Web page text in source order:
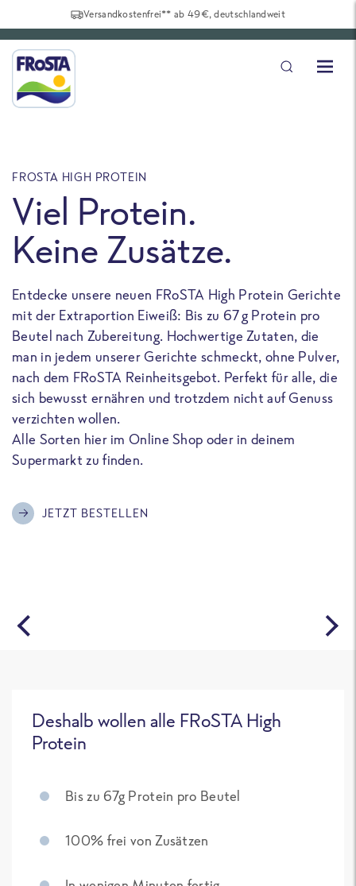
Versandkostenfrei** ab 49€, deutschlandweit
FROSTA HIGH PROTEIN
Viel Protein.
Keine Zusätze.
Entdecke unsere neuen FRoSTA High Protein Gerichte
mit der Extraportion Eiweiß: Bis zu 67 g Protein pro
Beutel nach Zubereitung. Hochwertige Zutaten, die
man in jedem unserer Gerichte schmeckt, ohne Pulver,
nach dem FRoSTA Reinheitsgebot. Perfekt für alle, die
sich bewusst ernähren und trotzdem nicht auf Genuss
verzichten wollen.
Alle Sorten hier im Online Shop oder in deinem
Supermarkt zu finden.
JETZT BESTELLEN
Deshalb wollen alle FRoSTA High
Protein
Bis zu 67g Protein pro Beutel
100% frei von Zusätzen